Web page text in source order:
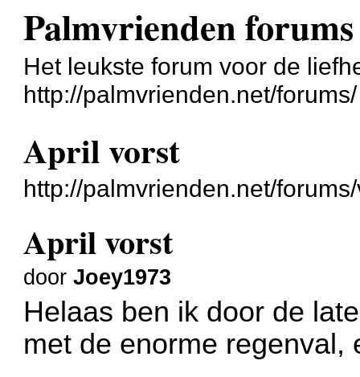
Palmvrienden forums
Het leukste forum voor de
http://palmvrienden.net/forums/
April vorst
http://palmvrienden.net/
April vorst
doorJoey1973
Helaas ben ik door de
met de enorme regenval,